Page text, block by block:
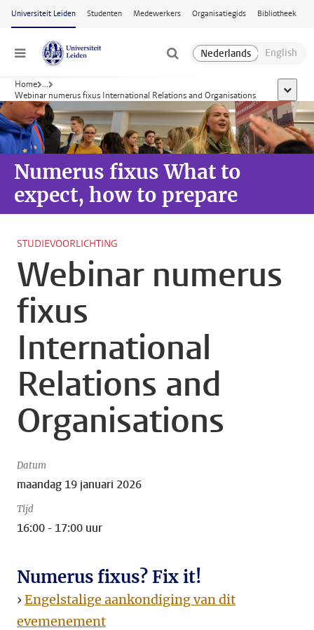
Ga naar hoofdinhoud
Universiteit Leiden Studenten Medewerkers Organisatiegids Bibliotheek
Menu
Home ...
Webinar numerus fixus International Relations and Organisations
toon
Numerus fixusWhat to
expect, how to prepare
STUDIEVOORLICHTING
Webinar numerus
fixus
International
Relations and
Organisations
Datum
maandag 19 januari 2026
Tijd
16:00 - 17:00 uur
Numerus fixus? Fix it!
›Engelstalige aankondiging van dit
evemenement